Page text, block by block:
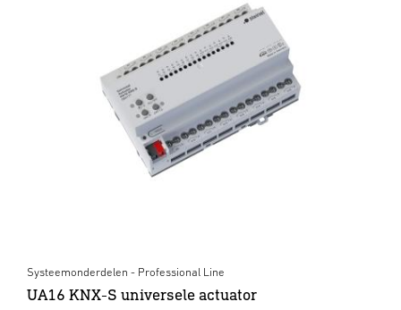
Systeemonderdelen - Professional Line
UA16 KNX-S universele actuator